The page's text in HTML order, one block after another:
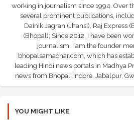
working in journalism since 1994. Over
several prominent publications,
Dainik Jagran (Jhansi), Raj Express
(Bhopal); Since 2012, I have been
journalism. I am the founder
bhopalsamachar.com, which has
leading Hindi news portals in Madhya
news from Bhopal, Indore, Jabalpur,
YOU MIGHT LIKE